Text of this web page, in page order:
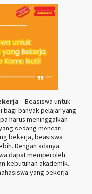
– Beasiswa untuk
bagi banyak pelajar yang
harus meninggalkan
sedang mencari
bekerja, beasiswa
Dengan adanya
dapat memperoleh
kebutuhan akademik.
yang bekerja